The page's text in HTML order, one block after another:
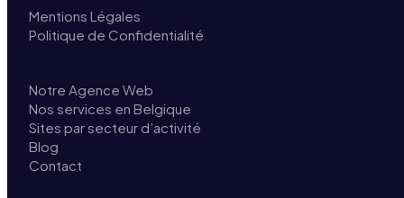
Mentions Légales
Politique de Confidentialité
Notre Agence Web
Nos services en Belgique
Sites par secteur d’activité
Blog
Contact